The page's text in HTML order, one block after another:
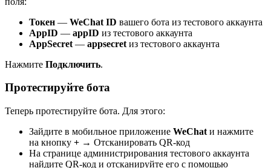
Токен — WeChat ID вашего бота из тестового аккаунта
AppID — appID из тестового аккаунта
AppSecret — appsecret из тестового аккаунта
Нажмите Подключить.
Протестируйте бота
Теперь протестируйте бота. Для этого:
Зайдите в мобильное приложение WeChat и нажмите
на кнопку + → Отсканировать QR-код
На странице администрирования тестового аккаунта
найдите QR-код и отсканируйте его с помощью